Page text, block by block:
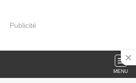
Publicité
MENU